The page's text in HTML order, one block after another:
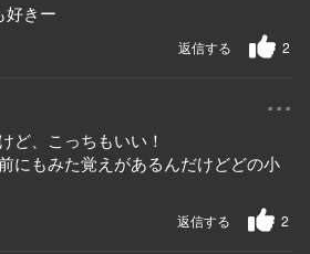
好きー
2
返信する
...
ど、こっちもいい！
にもみた覚えがあるんだけどどの小
2
返信する